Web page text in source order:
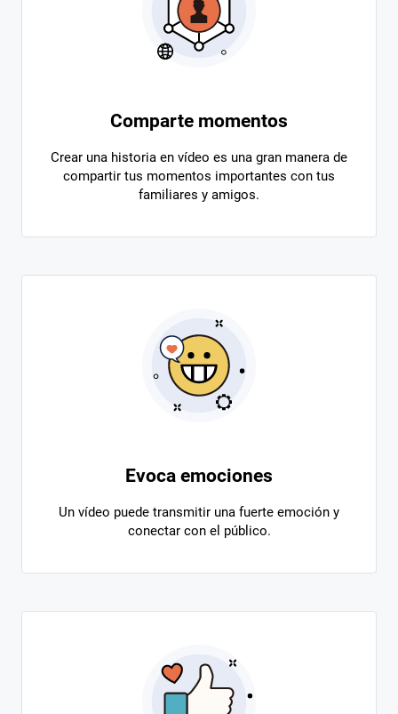
Comparte momentos
Crear una historia en vídeo es una gran manera de
compartir tus momentos importantes con tus
familiares y amigos.
Evoca emociones
Un vídeo puede transmitir una fuerte emoción y
conectar con el público.